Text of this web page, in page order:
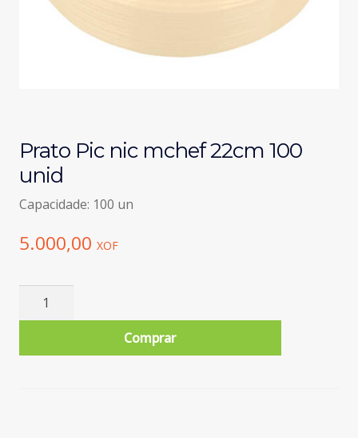
Prato Pic nic mchef 22cm 100
unid
Capacidade: 100 un
5.000,00 XOF
Quantidade
Pic
Comprar